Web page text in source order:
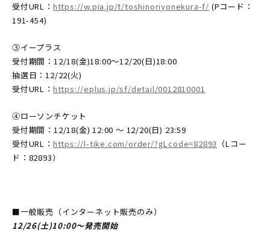
受付URL： https://w.pia.jp/t/toshinoriyonekura-f/ (Pコード：
191-454)
③イープラス
受付期間：12/18(金)18:00～12/20(日)18:00
抽選日：12/22(火)
受付URL： https://eplus.jp/sf/detail/0012810001
④ローソンチケット
受付期間：12/18(金) 12:00 ～ 12/20(日) 23:59
受付URL： https://l-tike.com/order/?gLcode=82893 （Lコー
ド：82893）
■一般販売（インターネット販売のみ）
12/26(土)10:00〜発売開始